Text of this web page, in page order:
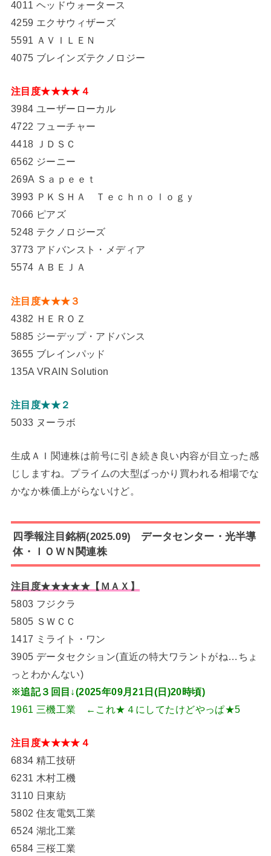
4011 ヘッドウォータース
4259 エクサウィザーズ
5591 ＡＶＩＬＥＮ
4075 ブレインズテクノロジー
注目度★★★★４
3984 ユーザーローカル
4722 フューチャー
4418 ＪＤＳＣ
6562 ジーニー
269A Ｓａｐｅｅｔ
3993 ＰＫＳＨＡ Ｔｅｃｈｎｏｌｏｇｙ
7066 ピアズ
5248 テクノロジーズ
3773 アドバンスト・メディア
5574 ＡＢＥＪＡ
注目度★★★３
4382 ＨＥＲＯＺ
5885 ジーデップ・アドバンス
3655 ブレインパッド
135A VRAIN Solution
注目度★★２
5033 ヌーラボ
生成ＡＩ関連株は前号に引き続き良い内容が目立った感
じしますね。プライムの大型ばっかり買われる相場でな
かなか株価上がらないけど。
四季報注目銘柄(2025.09) データセンター・光半導
体・ＩＯＷＮ関連株
注目度★★★★★【ＭＡＸ】
5803 フジクラ
5805 ＳＷＣＣ
1417 ミライト・ワン
3905 データセクション(直近の特大ワラントがね…ちょ
っとわかんない)
※追記３回目↓(2025年09月21日(日)20時頃)
1961 三機工業 ←これ★４にしてたけどやっぱ★5
注目度★★★★４
6834 精工技研
6231 木村工機
3110 日東紡
5802 住友電気工業
6524 湖北工業
6584 三桜工業